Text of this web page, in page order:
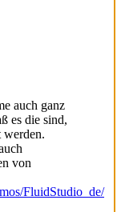
auch ganz
es die sind,
werden.
von
FluidStudio_de/